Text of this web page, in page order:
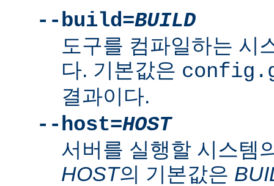
--build=BUILD
도구를 컴파일하는 시
다. 기본값은
결과이다.
--host=HOST
서버를 실행할 시스템
HOST의 기본값은